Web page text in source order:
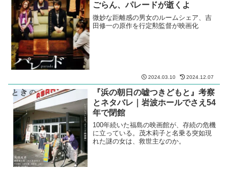
ごらん、パレードが逝くよ
微妙な距離感の男女のルームシェア、吉
田修一の原作を行定勲監督が映画化
2024.03.10 2024.12.07
『浜の朝日の嘘つきどもと』考察
とネタバレ｜岩波ホールでさえ54
年で閉館
100年続いた福島の映画館が、存続の危機
に立っている。茂木莉子と名乗る突如現
れた謎の女は、救世主なのか。